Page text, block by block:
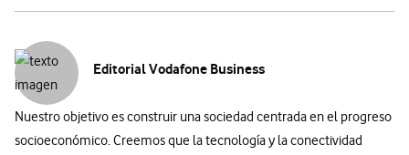
Editorial Vodafone Business
Nuestro objetivo es construir una sociedad centrada en el progreso
socioeconómico. Creemos que la tecnología y la conectividad